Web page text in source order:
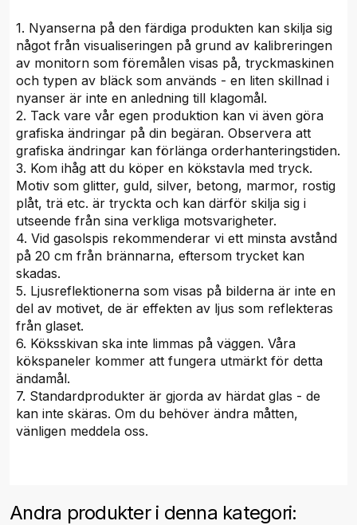
1. Nyanserna på den färdiga produkten kan skilja sig
något från visualiseringen på grund av kalibreringen
av monitorn som föremålen visas på, tryckmaskinen
och typen av bläck som används - en liten skillnad i
nyanser är inte en anledning till klagomål.
2. Tack vare vår egen produktion kan vi även göra
grafiska ändringar på din begäran. Observera att
grafiska ändringar kan förlänga orderhanteringstiden.
3. Kom ihåg att du köper en kökstavla med tryck.
Motiv som glitter, guld, silver, betong, marmor, rostig
plåt, trä etc. är tryckta och kan därför skilja sig i
utseende från sina verkliga motsvarigheter.
4. Vid gasolspis rekommenderar vi ett minsta avstånd
på 20 cm från brännarna, eftersom trycket kan
skadas.
5. Ljusreflektionerna som visas på bilderna är inte en
del av motivet, de är effekten av ljus som reflekteras
från glaset.
6. Köksskivan ska inte limmas på väggen. Våra
kökspaneler kommer att fungera utmärkt för detta
ändamål.
7. Standardprodukter är gjorda av härdat glas - de
kan inte skäras. Om du behöver ändra måtten,
vänligen meddela oss.
Andra produkter i denna kategori: